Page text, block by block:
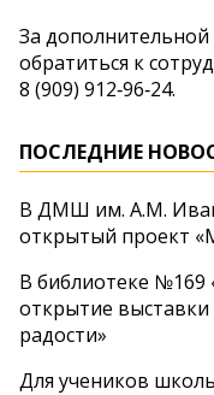
За
обратиться к
8 (909) 912‑96‑24.
ПОСЛЕДНИЕ
В ДМШ им. А.М.
открытый проект
В библиотеке №169
открытие
радости»
Для учеников